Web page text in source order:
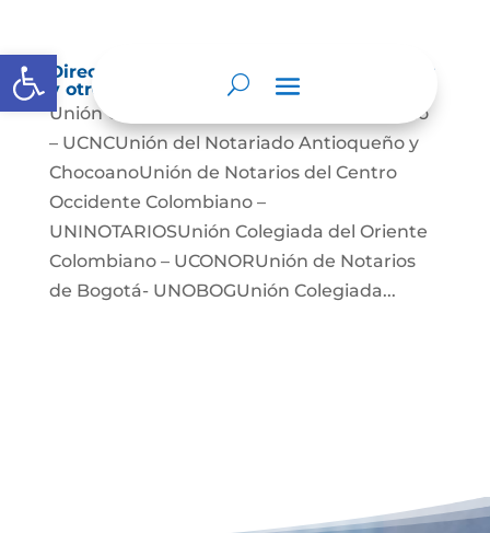
Abrir barra de herramientas
Directorio de agremiaciones, asociaciones
y otros grupos de interés
Unión Colegiada de Notariado Colombiano
– UCNCUnión del Notariado Antioqueño y
ChocoanoUnión de Notarios del Centro
Occidente Colombiano –
UNINOTARIOSUnión Colegiada del Oriente
Colombiano – UCONORUnión de Notarios
de Bogotá- UNOBOGUnión Colegiada...